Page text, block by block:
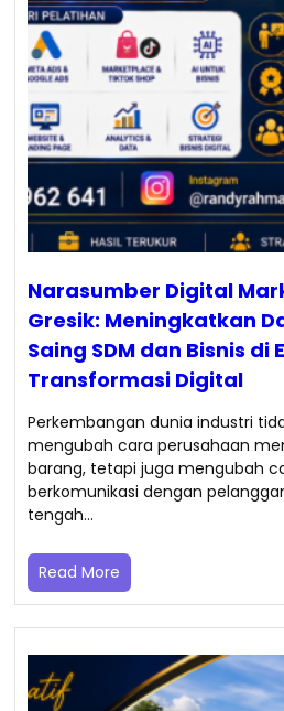
Narasumber Digital
Gresik: Meningkatkan
Saing SDM dan Bisnis di
Transformasi Digital
Perkembangan dunia industri
mengubah cara perusahaan
barang, tetapi juga mengubah
berkomunikasi dengan
tengah…
Read More